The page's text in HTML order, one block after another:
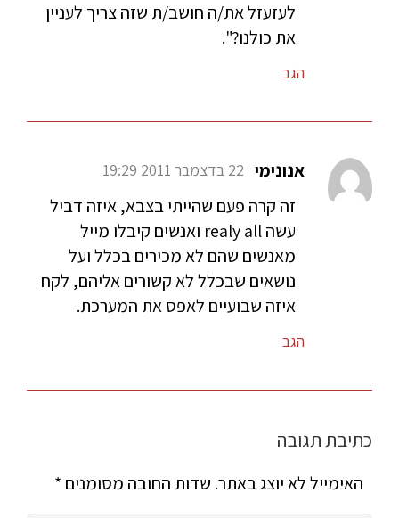
לעזעזל את/ה חושב/ת שזה צריך לעניין
את כולנו?".
הגב
אנונימי 22 בדצמבר 2011 19:29
זה קרה פעם שהייתי בצבא, איזה דביל
עשה realy all ואנשים קיבלו מייל
מאנשים שהם לא מכירים בכלל ועל
נושאים שבכלל לא קשורים אליהם, לקח
איזה שבועיים לאפס את המערכת.
הגב
כתיבת תגובה
האימייל לא יוצג באתר. שדות החובה מסומנים *